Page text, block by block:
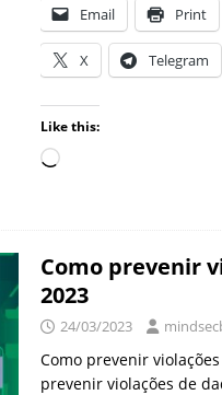
Email Print
X Telegram
Like this:
Como prevenir
2023
24/03/2023
Como prevenir
prevenir violações de